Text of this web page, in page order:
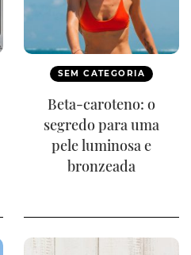
SEM CATEGORIA
Beta-caroteno: o
segredo para uma
pele luminosa e
bronzeada